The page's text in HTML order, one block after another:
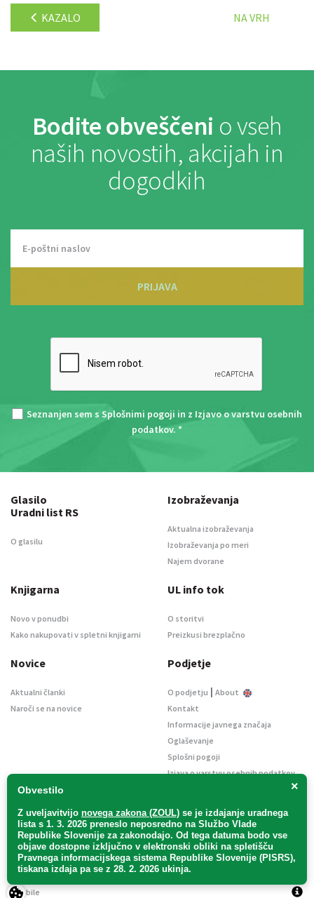
KAZALO NA VRH
Bodite obveščeni o vseh
naših novostih, akcijah in
dogodkih
PRIJAVA
Seznanjen sem s Splošnimi pogoji in z Izjavo o varstvu osebnih
podatkov. *
×
Obvestilo
Z uveljavitvijo novega zakona (ZOUL) se je izdajanje uradnega
lista s 1. 3. 2026 preneslo neposredno na Službo Vlade
Republike Slovenije za zakonodajo. Od tega datuma bodo vse
objave dostopne izključno v elektronski obliki na spletišču
Pravnega informacijskega sistema Republike Slovenije (PISRS),
tiskana izdaja pa se z 28. 2. 2026 ukinja.
Glasilo
Uradni list RS
O glasilu
Izobraževanja
Aktualna izobraževanja
Izobraževanja po meri
Najem dvorane
Knjigarna
Novo v ponudbi
Kako nakupovati v spletni knjigarni
UL info tok
O storitvi
Preizkusi brezplačno
Novice
Aktualni članki
Naroči se na novice
Podjetje
O podjetju | About
Kontakt
Informacije javnega značaja
Oglaševanje
Splošni pogoji
Izjava o varstvu osebnih podatkov
Uradni list d. o. o. – v likvidaciji / Vse pravice pridržane.
2Mobile